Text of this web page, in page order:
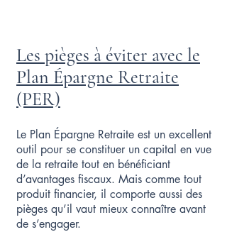
Les pièges à éviter avec le
Plan Épargne Retraite
(PER)
Le Plan Épargne Retraite est un excellent
outil pour se constituer un capital en vue
de la retraite tout en bénéficiant
d’avantages fiscaux. Mais comme tout
produit financier, il comporte aussi des
pièges qu’il vaut mieux connaître avant
de s’engager.